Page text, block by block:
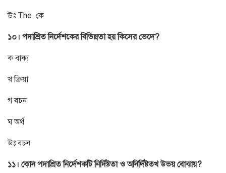
উঃ The কে
১০। পদাশ্রিত নির্দেশকের বিভিন্নতা হয় কিসের ভেদে?
ক বাক্য
খ ক্রিয়া
গ বচন
ঘ অর্থ
উঃ বচন
১১। কোন পদাশ্রিত নির্দেশকটি নির্দিষ্টতা ও অনির্দিষ্টতখ উভয় বোঝায়?